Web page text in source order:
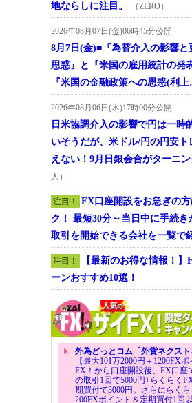
地ならしに注目。
（ZERO）
2026年08月07日(金)06時45分公開
8月7日(金)■『為替介入の影響と
思惑』と『米国の雇用統計の発
『米国の金融政策への思惑(利
2026年08月06日(木)17時00分公開
日米協調介入の影響で円は一時
いそうだが、米ドル/円の円安ト
えない！9月日銀会合がターニ
人）
注目！
FX口座開設をお急ぎの
ク！ 最短30分～当日中に手続
取引を開始できる会社を一覧で
注目！
【最新のお得な情報！
ーンおすすめ10選！
外為どっとコム「外貨ネクスト
【最大101万2000円＋1200FX
FX！から口座開設後、FX口座
の取引1回で5000円+らくらく
期買付で3000円。さらにらく
200FXポイント＆定期買付1回